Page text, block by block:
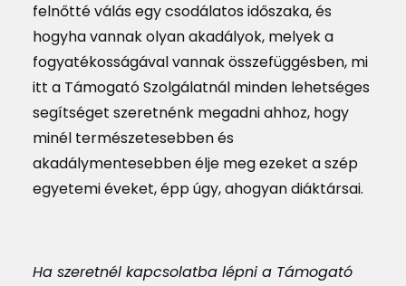
felnőtté válás egy csodálatos időszaka, és
hogyha vannak olyan akadályok, melyek a
fogyatékosságával vannak összefüggésben, mi
itt a Támogató Szolgálatnál minden lehetséges
segítséget szeretnénk megadni ahhoz, hogy
minél természetesebben és
akadálymentesebben élje meg ezeket a szép
egyetemi éveket, épp úgy, ahogyan diáktársai.
Ha szeretnél kapcsolatba lépni a Támogató